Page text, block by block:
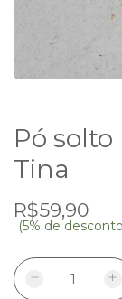
Pó
Tina
R$59,90
(5% de